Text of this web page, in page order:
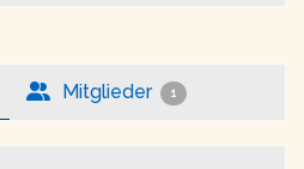
Mitglieder 1